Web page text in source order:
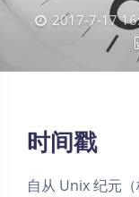
2017-7-17
时间戳
自从 Unix 纪元